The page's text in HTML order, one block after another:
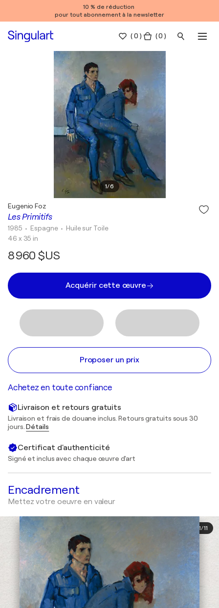
10 % de réduction
pour tout abonnement à la newsletter
(0 ) ( 0 )
1/6
Les Primitifs
Eugenio Foz
1985 • Espagne • Huile sur Toile
46 x 35 in
8 960 $US
Acquérir cette œuvre
Proposer un prix
Achetez en toute confiance
Livraison et retours gratuits
Livraison et frais de douane inclus. Retours gratuits sous 30
jours.Détails
Certificat d'authenticité
Signé et inclus avec chaque œuvre d'art
Encadrement
Mettez votre oeuvre en valeur
1/11